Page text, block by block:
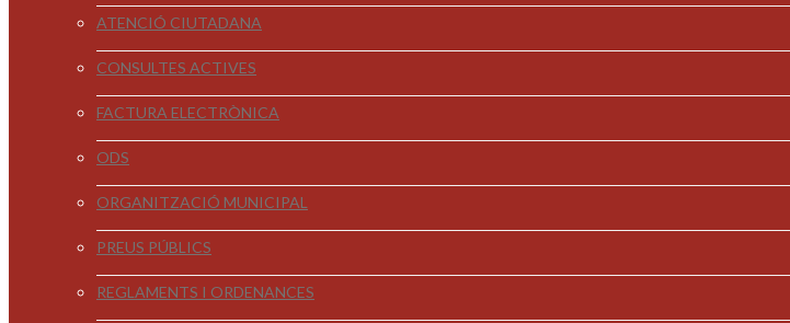
ATENCIÓ CIUTADANA
CONSULTES ACTIVES
FACTURA ELECTRÒNICA
ODS
ORGANITZACIÓ MUNICIPAL
PREUS PÚBLICS
REGLAMENTS I ORDENANCES